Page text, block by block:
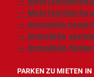
～
～ Immobilie
～ Immobilie
～ Immobilie finden
PARKEN ZU MIETEN